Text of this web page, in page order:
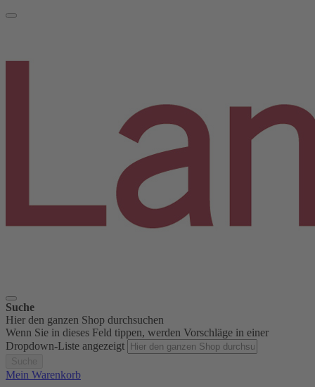
Suche
Hier den ganzen Shop durchsuchen
Wenn Sie in dieses Feld tippen, werden Vorschläge in einer
Dropdown-Liste angezeigt
Mein Warenkorb